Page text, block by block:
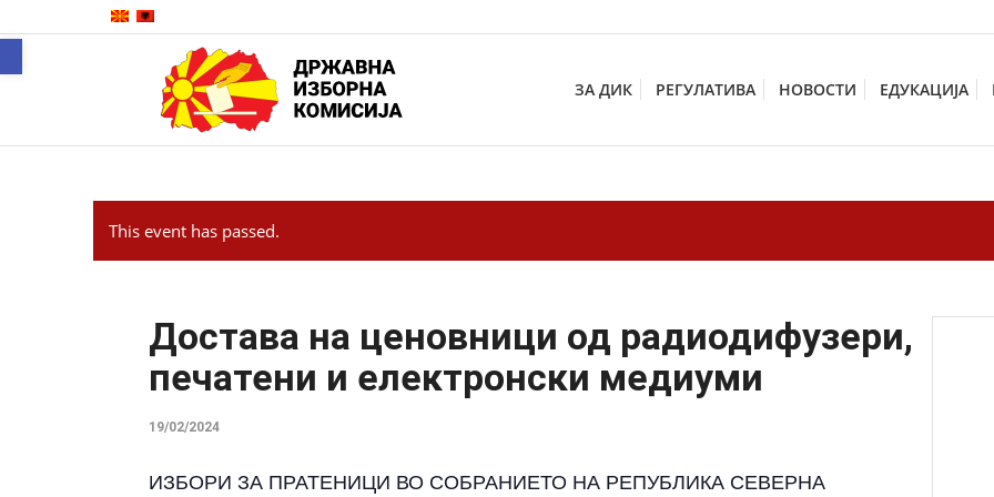
ЗА ДИК РЕГУЛАТИВА НОВОСТИ ЕДУКАЦИЈА
This event has passed.
Достава на ценовници од радиодифузери,
печатени и електронски медиуми
19/02/2024
ИЗБОРИ ЗА ПРАТЕНИЦИ ВО СОБРАНИЕТО НА РЕПУБЛИКА СЕВЕРНА
Open toolbar